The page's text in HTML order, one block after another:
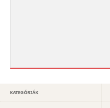
KATEGÓRIÁK